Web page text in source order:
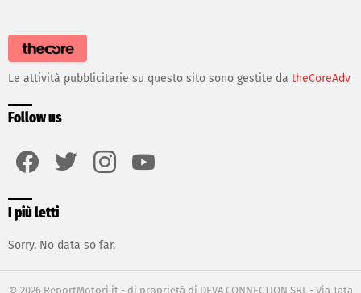
Le attività pubblicitarie su questo sito sono gestite da theCoreAdv
Follow us
I più letti
Sorry. No data so far.
© 2026 ReportMotori.it - di proprietà di DEVA CONNECTION SRL - Via Tata